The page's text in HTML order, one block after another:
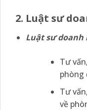
2. Luật sư
Luật sư doanh
Tư
phòng
Tư
về